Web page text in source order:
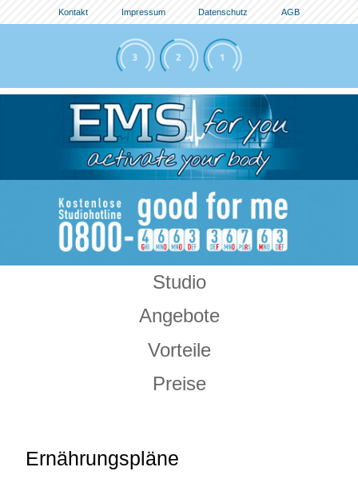
Kontakt Impressum Datenschutz AGB
Studio
Angebote
Vorteile
Preise
Ernährungspläne